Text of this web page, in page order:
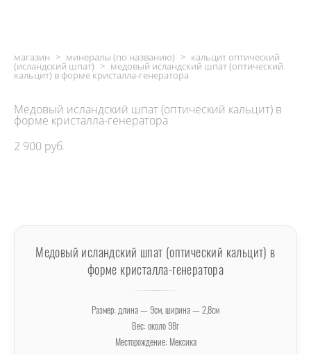
магазин > минералы (по названию) > кальцит оптический
(исландский шпат) > медовый исландский шпат (оптический
кальцит) в форме кристалла-генератора
Медовый исландский шпат (оптический кальцит) в
форме кристалла-генератора
2 900 pуб.
Медовый исландский шпат (оптический кальцит) в
форме кристалла-генератора
Размер: длина — 9см, ширина — 2,8см
Вес: около 98г
Месторождение: Мексика